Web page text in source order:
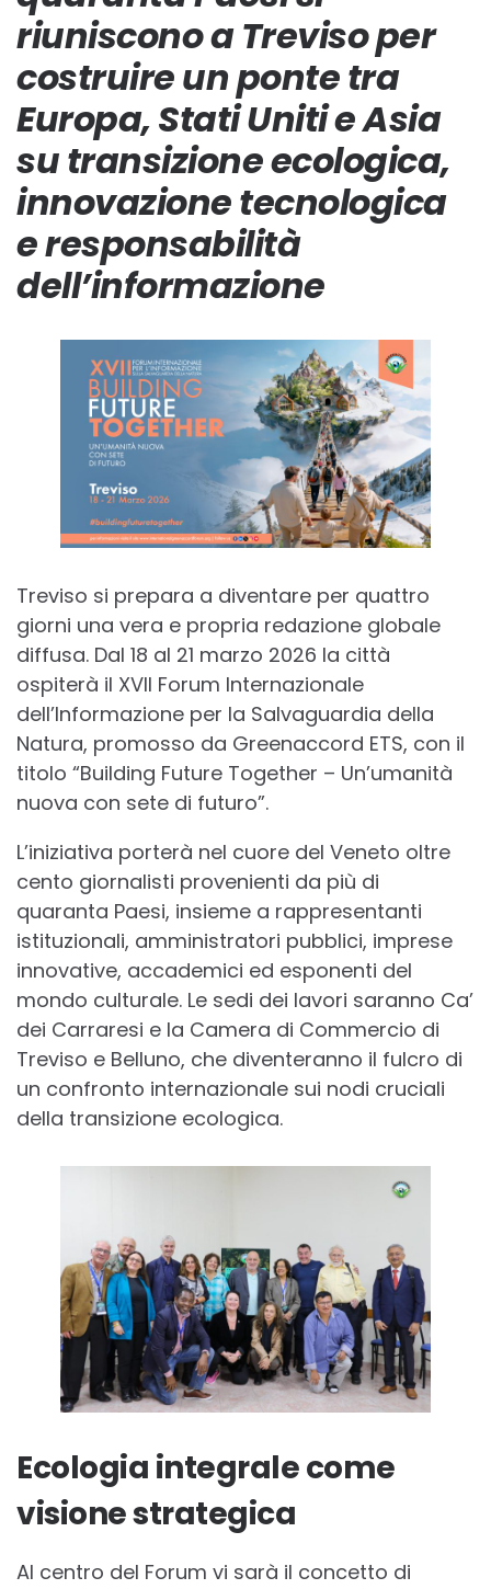
riuniscono a Treviso per
costruire un ponte tra
Europa, Stati Uniti e Asia
su transizione ecologica,
innovazione tecnologica
e responsabilità
dell’informazione
Treviso si prepara a diventare per quattro
giorni una vera e propria redazione globale
diffusa. Dal 18 al 21 marzo 2026 la città
ospiterà il XVII Forum Internazionale
dell’Informazione per la Salvaguardia della
Natura, promosso da Greenaccord ETS, con il
titolo “Building Future Together – Un’umanità
nuova con sete di futuro”.
L’iniziativa porterà nel cuore del Veneto oltre
cento giornalisti provenienti da più di
quaranta Paesi, insieme a rappresentanti
istituzionali, amministratori pubblici, imprese
innovative, accademici ed esponenti del
mondo culturale. Le sedi dei lavori saranno Ca’
dei Carraresi e la Camera di Commercio di
Treviso e Belluno, che diventeranno il fulcro di
un confronto internazionale sui nodi cruciali
della transizione ecologica.
Ecologia integrale come
visione strategica
Al centro del Forum vi sarà il concetto di